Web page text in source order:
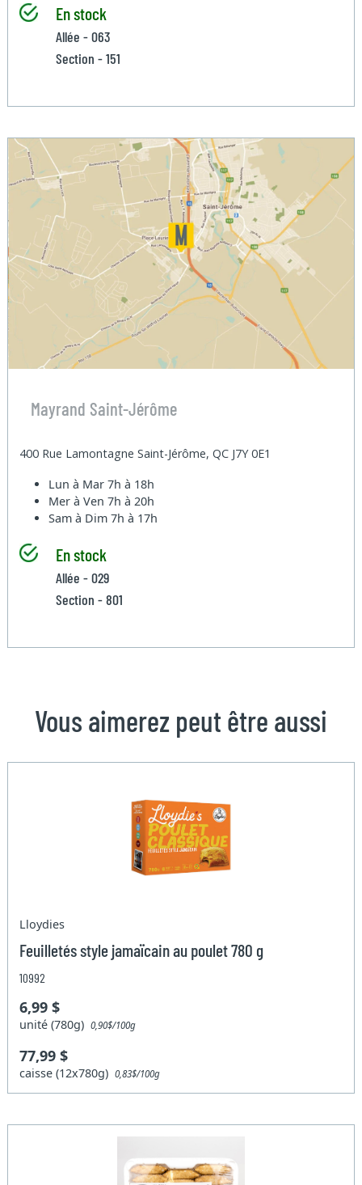
En stock
Allée - 063
Section - 151
Mayrand Saint-Jérôme
400 Rue Lamontagne Saint-Jérôme, QC J7Y 0E1
Lun à Mar7h à 18h
Mer à Ven7h à 20h
Sam à Dim7h à 17h
En stock
Allée - 029
Section - 801
Vous aimerez peut être aussi
Lloydies
Feuilletés style jamaïcain au poulet 780 g
10992
6,99 $
unité (780g)0,90$/100g
77,99 $
caisse (12x780g)0,83$/100g